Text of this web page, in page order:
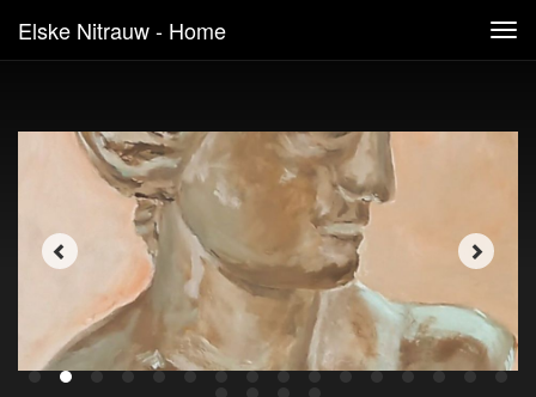
Elske Nitrauw - Home